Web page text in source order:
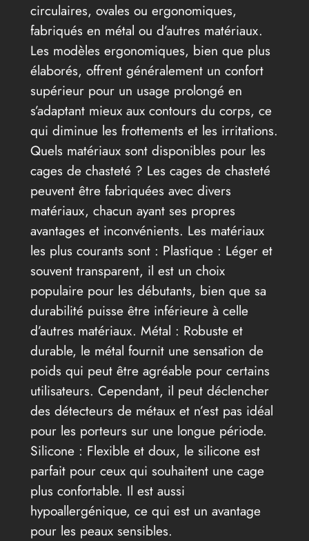
circulaires, ovales ou ergonomiques,
fabriqués en métal ou d’autres matériaux.
Les modèles ergonomiques, bien que plus
élaborés, offrent généralement un confort
supérieur pour un usage prolongé en
s’adaptant mieux aux contours du corps, ce
qui diminue les frottements et les irritations.
Quels matériaux sont disponibles pour les
cages de chasteté ? Les cages de chasteté
peuvent être fabriquées avec divers
matériaux, chacun ayant ses propres
avantages et inconvénients. Les matériaux
les plus courants sont : Plastique : Léger et
souvent transparent, il est un choix
populaire pour les débutants, bien que sa
durabilité puisse être inférieure à celle
d’autres matériaux. Métal : Robuste et
durable, le métal fournit une sensation de
poids qui peut être agréable pour certains
utilisateurs. Cependant, il peut déclencher
des détecteurs de métaux et n’est pas idéal
pour les porteurs sur une longue période.
Silicone : Flexible et doux, le silicone est
parfait pour ceux qui souhaitent une cage
plus confortable. Il est aussi
hypoallergénique, ce qui est un avantage
pour les peaux sensibles.